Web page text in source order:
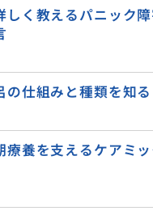
しく教えるパニック
の仕組みと種類を知る
療養を支えるケアミ